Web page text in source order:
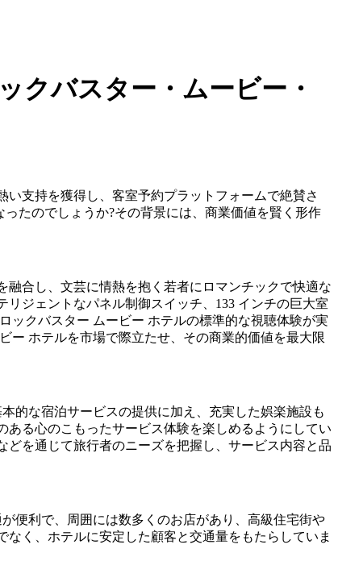
クバスター・ムービー・
支持を獲得し、客室予約プラットフォームで絶賛さ
たのでしょうか?その背景には、商業価値を賢く形作
合し、文芸に情熱を抱く若者にロマンチックで快適な
ジェントなパネル制御スイッチ、133 インチの巨大室
ックバスター ムービー ホテルの標準的な視聴体験が実
ー ホテルを市場で際立たせ、その商業的価値を最大限
的な宿泊サービスの提供に加え、充実した娯楽施設も
る心のこもったサービス体験を楽しめるようにしてい
を通じて旅行者のニーズを把握し、サービス内容と品
便利で、周囲には数多くのお店があり、高級住宅街や
く、ホテルに安定した顧客と交通量をもたらしていま